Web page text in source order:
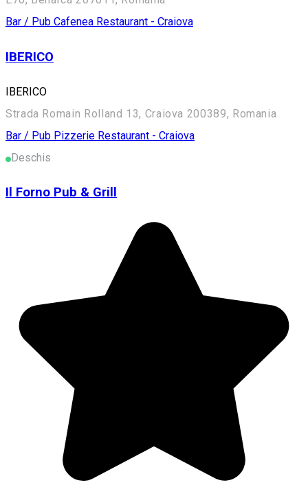
Bar / Pub Cafenea Restaurant - Craiova
IBERICO
IBERICO
Strada Romain Rolland 13, Craiova 200389, Romania
Bar / Pub Pizzerie Restaurant - Craiova
Deschis
Il Forno Pub & Grill